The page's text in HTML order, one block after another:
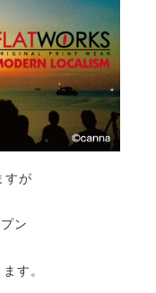
すが
ン
す。